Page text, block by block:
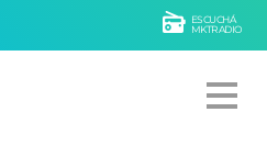
ESCUCHÁ
MKTRADIO